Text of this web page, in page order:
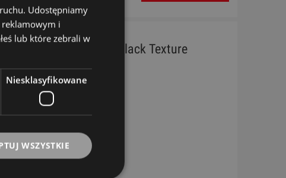
FDB 17 CB Coopper Black Texture
Udostępniamy
i
lub które zebrali w
Niesklasyfikowane
WSZYSTKIE